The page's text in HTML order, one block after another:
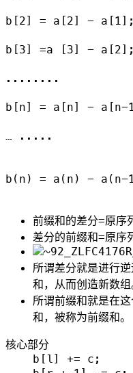
b[2] = a[2] - a[1];
b[3] =a [3] - a[2];
........
b[n] = a[n] - a[n-
… .....
b(n) = a(n) - a(n-
前缀和的差分=原序
差分的前缀和=原序
所谓差分就是进行
和，从而创造新数组
所谓前缀和就是在
和，被称为前缀和。
核心部分
    b[l] += c;